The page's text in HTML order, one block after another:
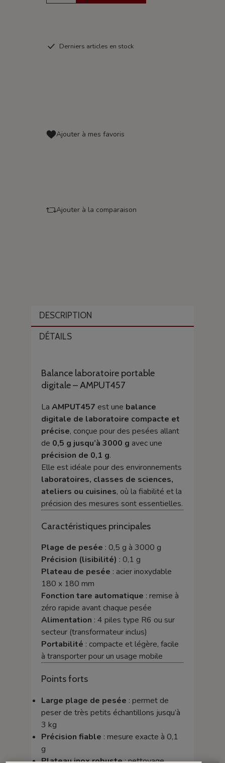
Derniers articles en stock
Ajouter à mes favoris
Ajouter à la comparaison
DESCRIPTION
DÉTAILS
Balance laboratoire portable
digitale – AMPUT457
La AMPUT457 est une balance
digitale de laboratoire compacte et
précise, conçue pour des pesées allant
de 0,5 g jusqu’à 3000 g avec une
précision de 0,1 g.
Elle est idéale pour des environnements
laboratoires, classes de sciences,
ateliers ou cuisines, où la fiabilité et la
précision des mesures sont essentielles.
Caractéristiques principales
Plage de pesée : 0,5 g à 3000 g
Précision (lisibilité) : 0,1 g
Plateau de pesée : acier inoxydable
180 x 180 mm
Fonction tare automatique : remise à
zéro rapide avant chaque pesée
Alimentation : 4 piles type R6 ou sur
secteur (transformateur inclus)
Portabilité : compacte et légère, facile
à transporter pour un usage mobile
Points forts
Large plage de pesée : permet de
peser de très petits échantillons jusqu’à
3 kg
Précision fiable : mesure exacte à 0,1
g